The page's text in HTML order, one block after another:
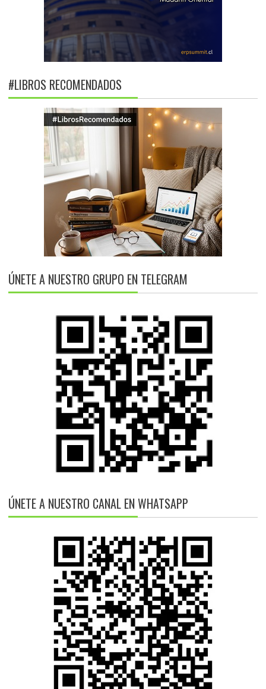
#LIBROS RECOMENDADOS
ÚNETE A NUESTRO GRUPO EN TELEGRAM
ÚNETE A NUESTRO CANAL EN WHATSAPP